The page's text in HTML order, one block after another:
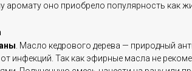
аромату оно приобрело популярность как
. Масло кедрового дерева — природный
инфекций. Так как эфирные масла не